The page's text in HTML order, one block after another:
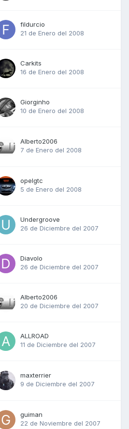
fildurcio
21 de Enero del 2008
Carkits
16 de Enero del 2008
Giorginho
10 de Enero del 2008
Alberto2006
7 de Enero del 2008
opelgtc
5 de Enero del 2008
Undergroove
26 de Diciembre del 2007
Diavolo
26 de Diciembre del 2007
Alberto2006
20 de Diciembre del 2007
ALLROAD
11 de Diciembre del 2007
maxterrier
9 de Diciembre del 2007
guiman
22 de Noviembre del 2007